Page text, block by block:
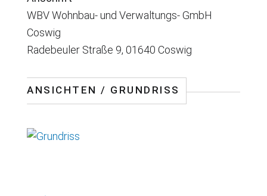
WBV Wohnbau- und Verwaltungs- GmbH
Coswig
Radebeuler Straße 9, 01640 Coswig
ANSICHTEN / GRUNDRISS